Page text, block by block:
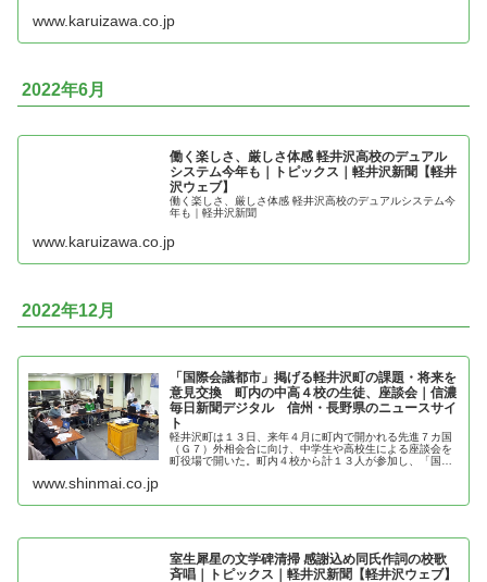
www.karuizawa.co.jp
2022年6月
働く楽しさ、厳しさ体感 軽井沢高校のデュアル
システム今年も｜トピックス｜軽井沢新聞【軽井
沢ウェブ】
働く楽しさ、厳しさ体感 軽井沢高校のデュアルシステム今
年も｜軽井沢新聞
www.karuizawa.co.jp
2022年12月
「国際会議都市」掲げる軽井沢町の課題・将来を
意見交換 町内の中高４校の生徒、座談会｜信濃
毎日新聞デジタル 信州・長野県のニュースサイ
ト
軽井沢町は１３日、来年４月に町内で開かれる先進７カ国
（Ｇ７）外相会合に向け、中学生や高校生による座談会を
町役場で開いた。町内４校から計１３人が参加し、「国際
www.shinmai.co.jp
室生犀星の文学碑清掃 感謝込め同氏作詞の校歌
斉唱｜トピックス｜軽井沢新聞【軽井沢ウェブ】